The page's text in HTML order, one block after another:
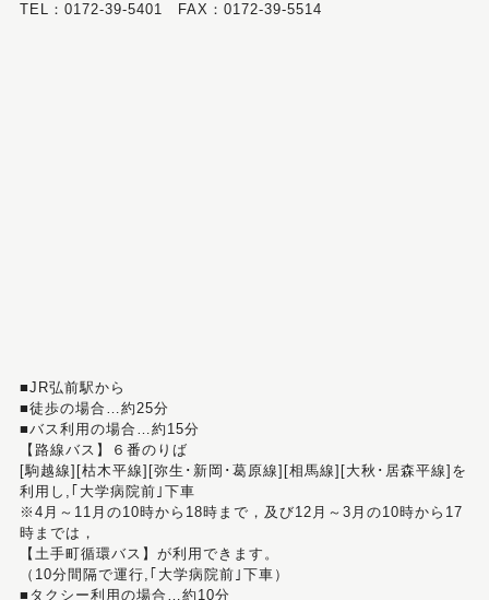
TEL：0172-39-5401 FAX：0172-39-5514
■JR弘前駅から
■徒歩の場合…約25分
■バス利用の場合…約15分
【路線バス】６番のりば
[駒越線][枯木平線][弥生･新岡･葛原線][相馬線][大秋･居森平線]を
利用し,｢大学病院前｣下車
※4月～11月の10時から18時まで，及び12月～3月の10時から17
時までは，
【土手町循環バス】が利用できます。
（10分間隔で運行,｢大学病院前｣下車）
■タクシー利用の場合…約10分